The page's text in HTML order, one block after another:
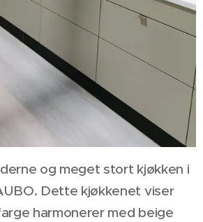
og meget stort kjøkken i
Dette kjøkkenet viser
harmonerer med beige